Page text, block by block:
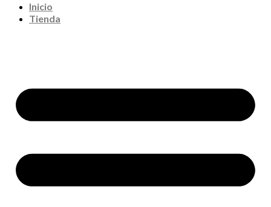
Inicio
Tienda